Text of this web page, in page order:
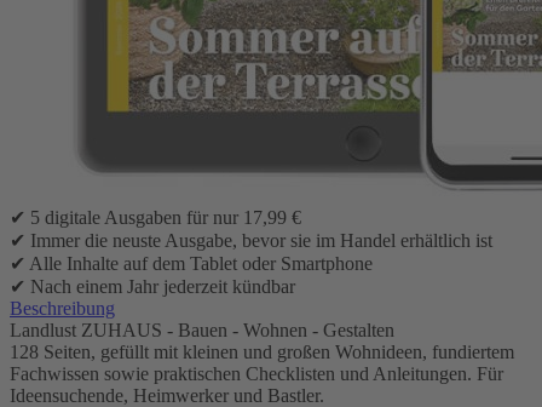
inkl. MwSt.
Wählen Sie die Startausgabe
Zum Warenkorb hinzufügen
Verpassen Sie keine Ausgabe und lesen Sie Landlust Zuhaus im
✔ 5 digitale Ausgaben für nur 17,99 €
✔ Immer die neuste Ausgabe, bevor sie im Handel erhältlich ist
✔ Alle Inhalte auf dem Tablet oder Smartphone
✔ Nach einem Jahr jederzeit kündbar
Beschreibung
Landlust ZUHAUS - Bauen - Wohnen - Gestalten
128 Seiten, gefüllt mit kleinen und großen Wohnideen, fundiertem
Fachwissen sowie praktischen Checklisten und Anleitungen. Für
Ideensuchende, Heimwerker und Bastler.